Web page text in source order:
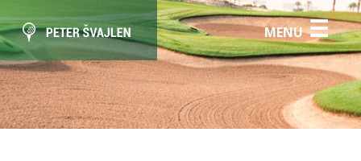
MENU☰